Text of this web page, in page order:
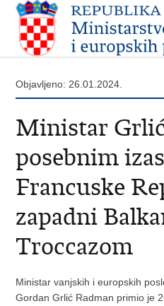
Objavljeno: 26.01.2024.
Ministar
posebnim
Francuske
zapadni
Troccazom
Ministar vanjskih i europskih
Gordan Grlić Radman primio je